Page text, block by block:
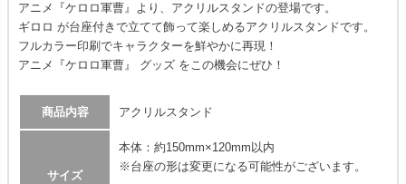
アニメ『ケロロ軍曹』より、アクリルスタンドの登場です。
ギロロ が台座付きで立てて飾って楽しめるアクリルスタンドです。
フルカラー印刷でキャラクターを鮮やかに再現！
アニメ『ケロロ軍曹』 グッズ をこの機会にぜひ！
商品内容 アクリルスタンド
サイズ
本体：約150mm×120mm以内
※台座の形は変更になる可能性がございます。